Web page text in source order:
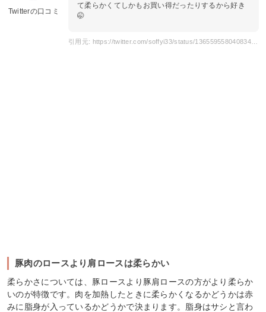
Twitterの口コミ
て柔らかくてしかもお買い得だったりするから好き
🤭
引用元: https://twitter.com/soffyi33/status/1365595580408340480?s=20
豚肉のロースより肩ロースは柔らかい
柔らかさについては、豚ロースより豚肩ロースの方がより柔らか
いのが特徴です。肉を加熱したときに柔らかくなるかどうかは赤
みに脂身が入っているかどうかで決まります。脂身はサシと言わ